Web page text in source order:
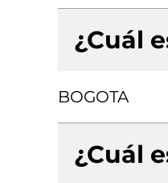
¿Cuál
BOGOTA
¿Cuál